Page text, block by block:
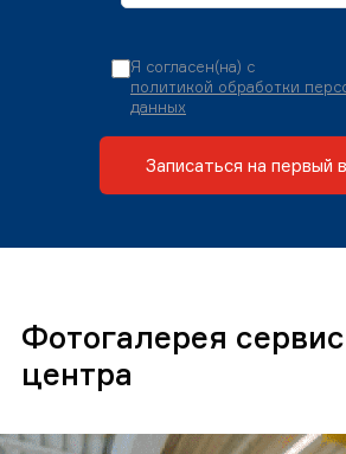
Я согласен(на) с
политикой обработки
данных
Записаться на первый
Фотогалерея
центра